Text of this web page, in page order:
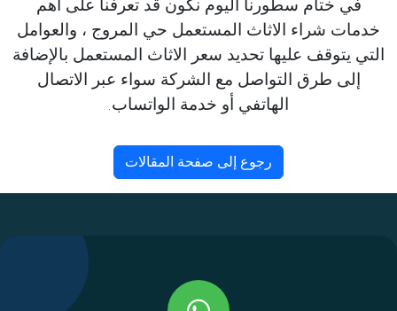
في ختام سطورنا اليوم نكون قد تعرفنا على أهم
خدمات شراء الاثاث المستعمل حي المروج ، والعوامل
التي يتوقف عليها تحديد سعر الاثاث المستعمل بالإضافة
إلى طرق التواصل مع الشركة سواء عبر الاتصال
الهاتفي أو خدمة الواتساب.
رجوع إلى صفحة المقالات